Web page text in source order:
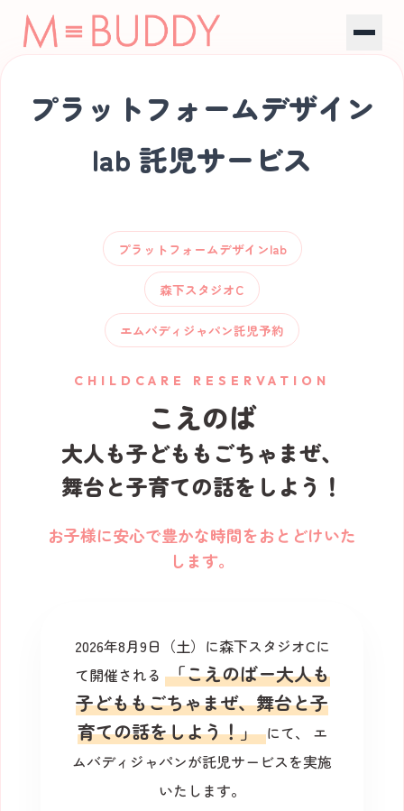
Buddy Program
M-BUDDY Sitter
Company
プラットフォームデザイン
lab 託児サービス
プラットフォームデザインlab
森下スタジオC
エムバディジャパン託児予約
CHILDCARE RESERVATION
こえのば
大人も子どももごちゃまぜ、
舞台と子育ての話をしよう！
お子様に安心で豊かな時間をおとどけいた
します。
2026年8月9日（土）に森下スタジオCに
て開催される 「こえのばー大人も
子どももごちゃまぜ、舞台と子
育ての話をしよう！」にて、
エ
ムバディジャパンが託児サービスを実施
いたします。